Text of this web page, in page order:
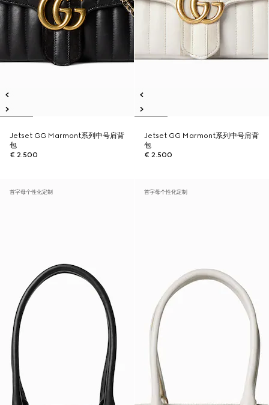
Jetset GG Marmont系列中号肩背
包
€ 2.500
Jetset GG Marmont系列中号肩背
包
€ 2.500
首字母个性化定制 首字母个性化定制